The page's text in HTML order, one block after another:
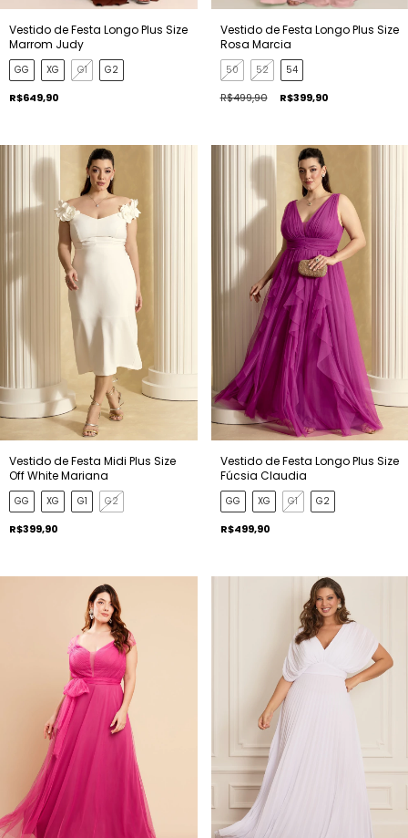
Vestido de Festa Longo Plus Size
Marrom Judy
GG XG G1 G2
R$649,90
Vestido de Festa Longo Plus Size
Rosa Marcia
50 52 54
R$499,90 R$399,90
Vestido de Festa Midi Plus Size
Off White Mariana
GG XG G1 G2
R$399,90
Vestido de Festa Longo Plus Size
Fúcsia Claudia
GG XG G1 G2
R$499,90